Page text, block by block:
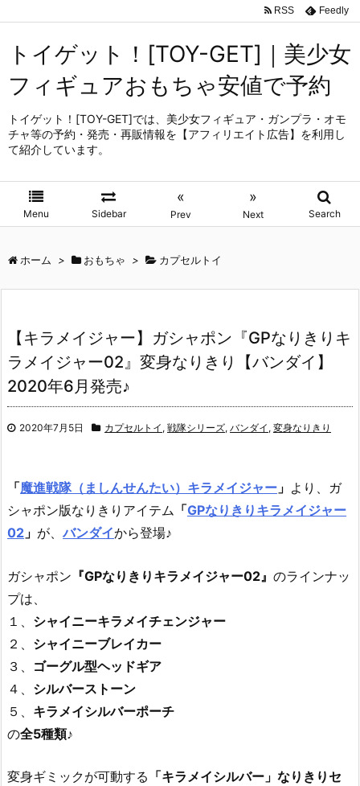
トイゲット！[TOY-GET]｜美少女
フィギュアおもちゃ安値で予約
トイゲット！[TOY-GET]では、美少女フィギュア・ガンプラ・オモ
チャ等の予約・発売・再販情報を【アフィリエイト広告】を利用し
て紹介しています。
Menu Sidebar
«
Prev
»
Next Search
RSS Feedly
ホーム > おもちゃ > カプセルトイ
【キラメイジャー】ガシャポン『GPなりきりキ
ラメイジャー02』変身なりきり【バンダイ】
2020年6月発売♪
2020年7月5日 カプセルトイ , 戦隊シリーズ, バンダイ , 変身なりきり
「魔進戦隊（ましんせんたい）キラメイジャー 」 より、 ガ
シャポン版なりきりアイテム 「GPなりきりキラメイジャー
02 」 が、バンダイから登場♪
ガシャポン 『GPなりきりキラメイジャー02』 のラインナッ
プは、
１、 シャイニーキラメイチェンジャー
２、 シャイニーブレイカー
３、 ゴーグル型ヘッドギア
４、 シルバーストーン
５、 キラメイシルバーポーチ
の全5種類♪
変身ギミックが可動する 「キラメイシルバー」なりきりセ